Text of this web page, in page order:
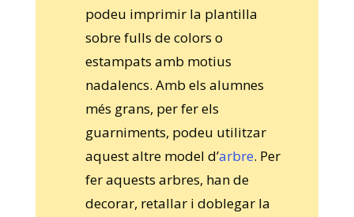
podeu imprimir la plantilla
sobre fulls de colors o
estampats amb motius
nadalencs. Amb els alumnes
més grans, per fer els
guarniments, podeu utilitzar
aquest altre model d’arbre. Per
fer aquests arbres, han de
decorar, retallar i doblegar la